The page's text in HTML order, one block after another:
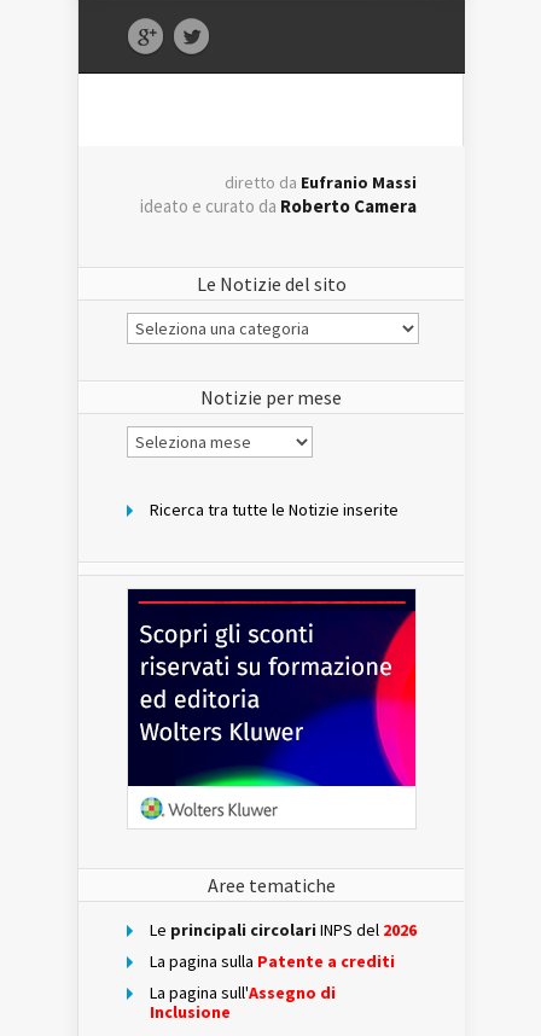
diretto da Eufranio Massi
ideato e curato da Roberto Camera
Le Notizie del sito
Le
Notizie
Notizie per mese
Notizie
per
Ricerca tra tutte le Notizie inserite
Aree tematiche
Le principali circolari INPS del 2026
La pagina sulla Patente a crediti
La pagina sull'Assegno di
Inclusione